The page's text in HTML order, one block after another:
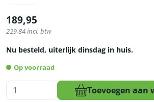
189,95
229,84incl. btw
Nu besteld, uiterlijk dinsdag in huis.
Op voorraad
HCB
Basic-
Toevoegen aan